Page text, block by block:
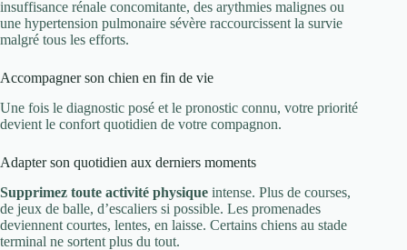
insuffisance rénale concomitante, des arythmies malignes ou
une hypertension pulmonaire sévère raccourcissent la survie
malgré tous les efforts.
Accompagner son chien en fin de vie
Une fois le diagnostic posé et le pronostic connu, votre priorité
devient le confort quotidien de votre compagnon.
Adapter son quotidien aux derniers moments
Supprimez toute activité physique intense. Plus de courses,
de jeux de balle, d’escaliers si possible. Les promenades
deviennent courtes, lentes, en laisse. Certains chiens au stade
terminal ne sortent plus du tout.